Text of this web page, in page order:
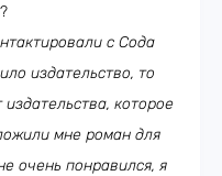
с Сода
издательство, то
которое
мне роман для
очень понравился, я